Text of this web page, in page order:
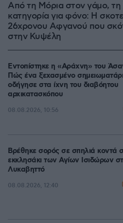
Από τη Μόρια στον γάμο,
κατηγορία για φόνο: Η
26χρονου Αφγανού που
στην Κυψέλη
Εντοπίστηκε η «Αράχνη» του
Πώς ένα ξεχασμένο
οδήγησε στα ίχνη του διαβόητου
αρχικατασκόπου
08.08.2026, 10:56
Βρέθηκε σορός σε σπηλιά κοντά
εκκλησάκι των Αγίων Ισιδώρων
Λυκαβηττό
08.08.2026, 12:40